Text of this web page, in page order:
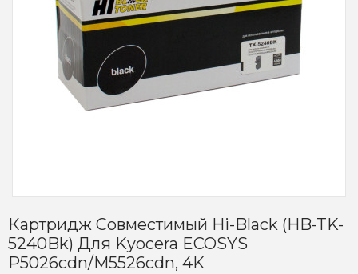
Картридж Совместимый Hi-Black (HB-TK-
5240Bk) Для Kyocera ECOSYS
P5026cdn/M5526cdn, 4K